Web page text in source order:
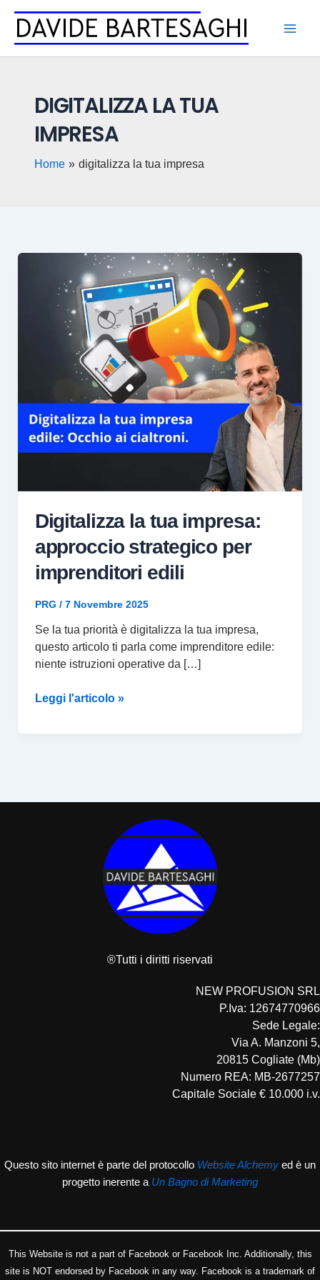
contenuto
DIGITALIZZA LA TUA
IMPRESA
Home digitalizza la tua impresa
Digitalizza la tua impresa:
approccio strategico per
imprenditori edili
PRG / 7 Novembre 2025
Se la tua priorità è digitalizza la tua impresa,
questo articolo ti parla come imprenditore edile:
niente istruzioni operative da […]
impresa:
approccio
strategico
imprenditori
Leggi l'articolo »
®Tutti i diritti riservati
NEW PROFUSION SRL
P.Iva: 12674770966
Sede Legale:
Via A. Manzoni 5,
20815 Cogliate (Mb)
Numero REA: MB-2677257
Capitale Sociale € 10.000 i.v.
Questo sito internet è parte del protocollo Website Alchemy ed è un
progetto inerente a Un Bagno di Marketing
This Website is not a part of Facebook or Facebook Inc. Additionally, this
site is NOT endorsed by Facebook in any way. Facebook is a trademark of